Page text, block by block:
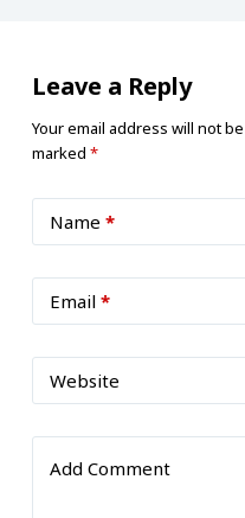
Leave a Reply
Your email address will not
marked *
Name *
Email*
Website
Add Comment